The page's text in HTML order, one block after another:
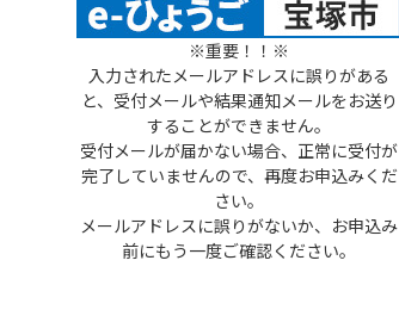
※重要！！※
入力されたメールアドレスに誤りがある
と、受付メールや結果通知メールをお送り
することができません。
受付メールが届かない場合、正常に受付が
完了していませんので、再度お申込みくだ
さい。
メールアドレスに誤りがないか、お申込み
前にもう一度ご確認ください。